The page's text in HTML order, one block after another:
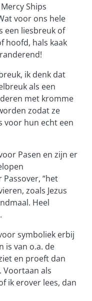
Ships
voor ons hele
een liesbreuk of
hoofd, hals kaak
ik denk dat
als een
met kromme
zodat ze
voor hun echt een
Pasen en zijn er
“het
zoals Jezus
Heel
symboliek erbij
is van o.a. de
en proeft dan
Voortaan als
ik erover lees, dan